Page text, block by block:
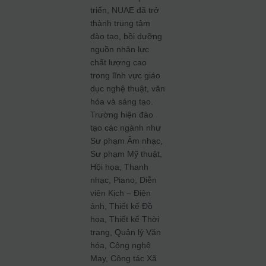
triển, NUAE đã trở
thành trung tâm
đào tạo, bồi dưỡng
nguồn nhân lực
chất lượng cao
trong lĩnh vực giáo
dục nghệ thuật, văn
hóa và sáng tạo.
Trường hiện đào
tạo các ngành như
Sư phạm Âm nhạc,
Sư phạm Mỹ thuật,
Hội họa, Thanh
nhạc, Piano, Diễn
viên Kịch – Điện
ảnh, Thiết kế Đồ
họa, Thiết kế Thời
trang, Quản lý Văn
hóa, Công nghệ
May, Công tác Xã